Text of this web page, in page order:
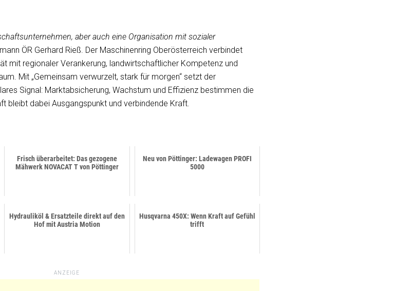
aber auch eine Organisation mit sozialer
ÖR Gerhard Rieß. Der Maschinenring Oberösterreich verbindet
mit regionaler Verankerung, landwirtschaftlicher Kompetenz und
Mit „Gemeinsam verwurzelt, stark für morgen“ setzt der
Signal: Marktabsicherung, Wachstum und Effizienz bestimmen die
bleibt dabei Ausgangspunkt und verbindende Kraft.
Frisch überarbeitet: Das gezogene
Mähwerk NOVACAT T von Pöttinger
Neu von Pöttinger: Ladewagen PROFI
5000
Hydrauliköl & Ersatzteile direkt auf den
Hof mit Austria Motion
Husqvarna 450X: Wenn Kraft auf Gefühl
trifft
ANZEIGE